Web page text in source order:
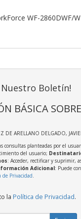
WF-2860DWF/
Nuestro Boletín!
BÁSICA
DE ARELLANO DELGADO,
consultas planteadas por el
del usuario;
: Acceder, rectificar y suprimir,
Adicional: Puede
de Privacidad.
la Política de Privacidad.